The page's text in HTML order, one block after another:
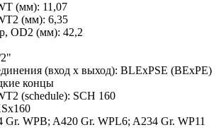
(мм): 11,07
(мм): 6,35
OD2 (мм): 42,2
(вход x выход): BLEхPSE (BEхPE)
концы
(schedule): SCH 160
Gr. WPB; A420 Gr. WPL6; A234 Gr. WP11